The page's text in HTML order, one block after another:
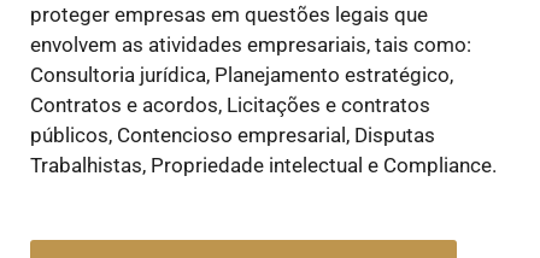
proteger empresas em questões legais que
envolvem as atividades empresariais, tais como:
Consultoria jurídica, Planejamento estratégico,
Contratos e acordos, Licitações e contratos
públicos, Contencioso empresarial, Disputas
Trabalhistas, Propriedade intelectual e Compliance.